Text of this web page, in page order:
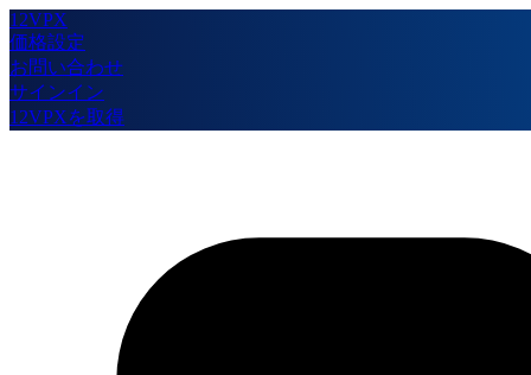
12VPX
価格設定
お問い合わせ
サインイン
12VPXを取得